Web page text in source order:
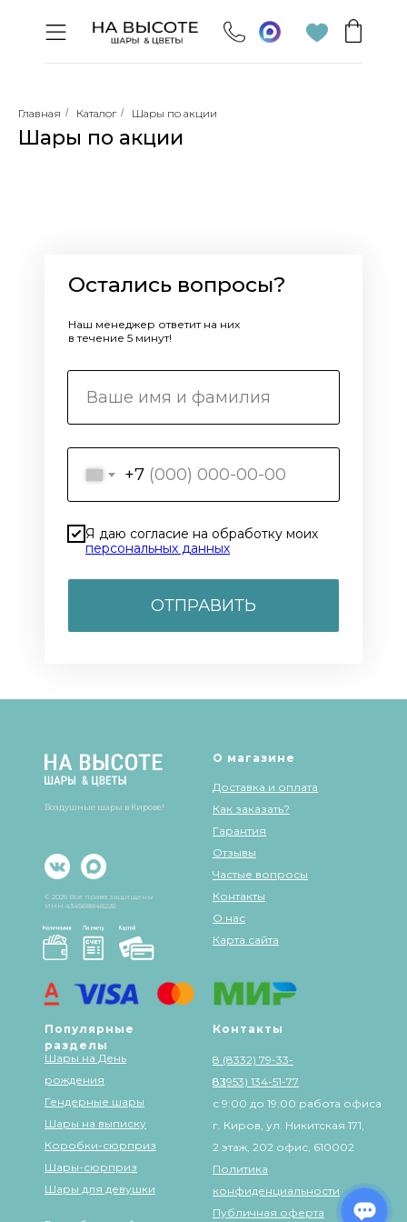
Главная / Каталог / Шары по акции
Шары по акции
+7
Я даю согласие на обработку моих
персональных данных
ОТПРАВИТЬ
Остались вопросы?
Наш менеджер ответит на них
в течение 5 минут!
О магазине
Доставка и оплата
Популярные
разделы
Шары на День
рождения
Контакты
© 2025 Все права защищены
Как заказать?
Гарантия
Отзывы
Частые вопросы
Контакты
О нас
Гендерные шары
Шары на выписку
Коробки-сюрприз
Шары-сюрприз
Шары для девушки
8 (8332) 79-33-
83
8 (953) 134-51-77
с 9:00 до 19:00 работа офиса
г. Киров, ул. Никитская 171,
2 этаж, 202 офис, 610002
ИНН 434568848226
Политика
конфиденциальности
Публичная оферта
Карта сайта
Воздушные шары в Кирове!